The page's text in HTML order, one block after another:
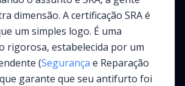
dimensão. A certificação SRA é
um simples logo. É uma
rigorosa, estabelecida por um
(Segurança e Reparação
garante que seu antifurto foi